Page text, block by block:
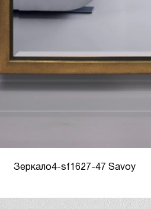
Зеркало4-sf1627-47 Savoy